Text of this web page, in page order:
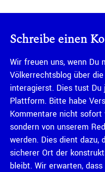
Schreibe einen
Wir freuen uns, wenn Du
Völkerrechtsblog über
interagierst. Dies tust
Plattform. Bitte habe
Kommentare nicht
sondern von unserem
werden. Dies dient dazu,
sicherer Ort der
bleibt. Wir erwarten,